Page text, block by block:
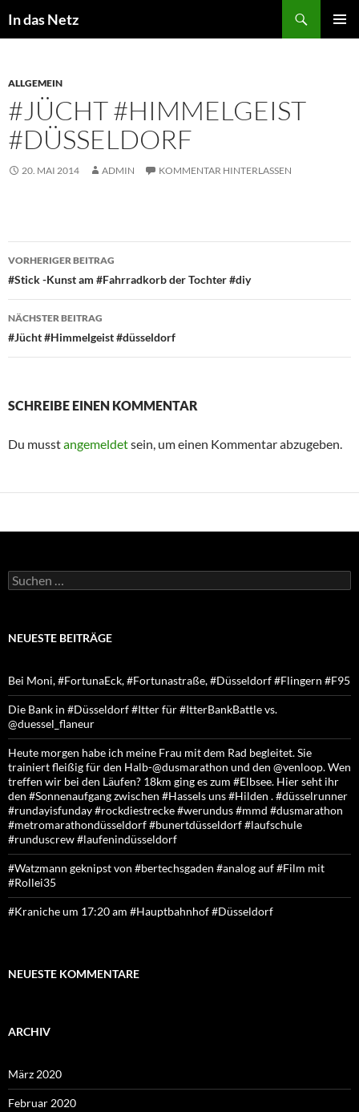
Inhalt
In das Netz
ALLGEMEIN
#JÜCHT #HIMMELGEIST
#DÜSSELDORF
20. MAI 2014 ADMIN KOMMENTAR HINTERLASSEN
Beitragsnavigation
VORHERIGER BEITRAG
#Stick -Kunst am #Fahrradkorb der Tochter #diy
NÄCHSTER BEITRAG
#Jücht #Himmelgeist #düsseldorf
SCHREIBE EINEN KOMMENTAR
Du musstangemeldetsein, um einen Kommentar abzugeben.
Suchen
nach:
NEUESTE BEITRÄGE
Bei Moni, #FortunaEck, #Fortunastraße, #Düsseldorf #Flingern #F95
Die Bank in #Düsseldorf #Itter für #ItterBankBattle vs.
@duessel_flaneur
Heute morgen habe ich meine Frau mit dem Rad begleitet. Sie
trainiert fleißig für den Halb-@dusmarathon und den @venloop. Wen
treffen wir bei den Läufen? 18km ging es zum #Elbsee. Hier seht ihr
den #Sonnenaufgang zwischen #Hassels uns #Hilden . #düsselrunner
#rundayisfunday #rockdiestrecke #werundus #mmd #dusmarathon
#metromarathondüsseldorf #bunertdüsseldorf #laufschule
#runduscrew #laufenindüsseldorf
#Watzmann geknipst von #bertechsgaden #analog auf #Film mit
#Rollei35
#Kraniche um 17:20 am #Hauptbahnhof #Düsseldorf
NEUESTE KOMMENTARE
ARCHIV
März 2020
Februar 2020